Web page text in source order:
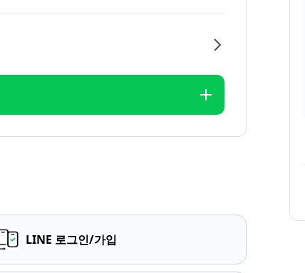
LINE 로그인/가입